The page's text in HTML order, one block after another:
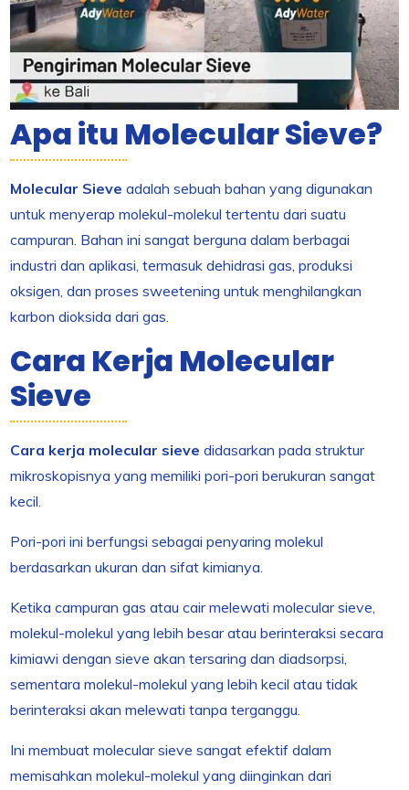
Apa itu Molecular Sieve?
Molecular Sieve adalah sebuah bahan yang digunakan
untuk menyerap molekul-molekul tertentu dari suatu
campuran. Bahan ini sangat berguna dalam berbagai
industri dan aplikasi, termasuk dehidrasi gas, produksi
oksigen, dan proses sweetening untuk menghilangkan
karbon dioksida dari gas.
Cara Kerja Molecular
Sieve
Cara kerja molecular sieve didasarkan pada struktur
mikroskopisnya yang memiliki pori-pori berukuran sangat
kecil.
Pori-pori ini berfungsi sebagai penyaring molekul
berdasarkan ukuran dan sifat kimianya.
Ketika campuran gas atau cair melewati molecular sieve,
molekul-molekul yang lebih besar atau berinteraksi secara
kimiawi dengan sieve akan tersaring dan diadsorpsi,
sementara molekul-molekul yang lebih kecil atau tidak
berinteraksi akan melewati tanpa terganggu.
Ini membuat molecular sieve sangat efektif dalam
memisahkan molekul-molekul yang diinginkan dari